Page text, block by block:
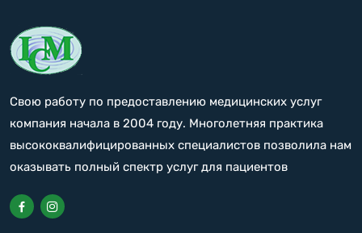
Свою работу по предоставлению медицинских услуг
компания начала в 2004 году. Многолетняя практика
высококвалифицированных специалистов позволила нам
оказывать полный спектр услуг для пациентов